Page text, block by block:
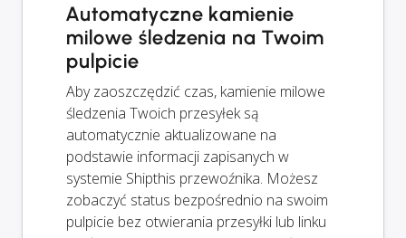
Automatyczne kamienie
milowe śledzenia na Twoim
pulpicie
Aby zaoszczędzić czas, kamienie milowe
śledzenia Twoich przesyłek są
automatycznie aktualizowane na
podstawie informacji zapisanych w
systemie Shipthis przewoźnika. Możesz
zobaczyć status bezpośrednio na swoim
pulpicie bez otwierania przesyłki lub linku